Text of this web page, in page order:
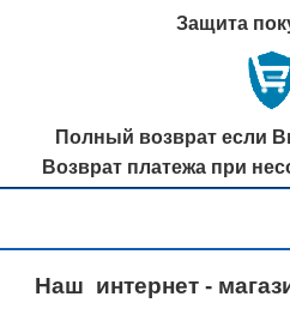
Защита
Полный возврат если
Возврат платежа при
Наш интернет -